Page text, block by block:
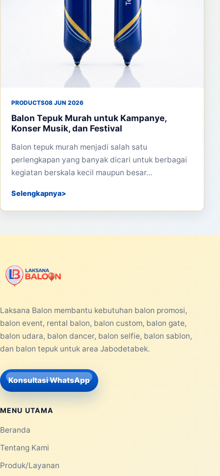
PRODUCTS08 JUN 2026
Balon Tepuk Murah untuk Kampanye,
Konser Musik, dan Festival
Balon tepuk murah menjadi salah satu
perlengkapan yang banyak dicari untuk berbagai
kegiatan berskala kecil maupun besar...
Selengkapnya
Laksana Balon membantu kebutuhan balon promosi,
balon event, rental balon, balon custom, balon gate,
balon udara, balon dancer, balon selfie, balon sablon,
dan balon tepuk untuk area Jabodetabek.
Konsultasi WhatsApp
MENU UTAMA
Beranda
Tentang Kami
Produk/Layanan